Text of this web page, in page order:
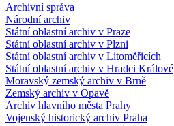
Archivní správa
Národní archiv
Státní oblastní archiv v Praze
Státní oblastní archiv v Plzni
Státní oblastní archiv v Litoměřicích
Státní oblastní archiv v Hradci Králové
Moravský zemský archiv v Brně
Zemský archiv v Opavě
Archiv hlavního města Prahy
Vojenský historický archiv Praha